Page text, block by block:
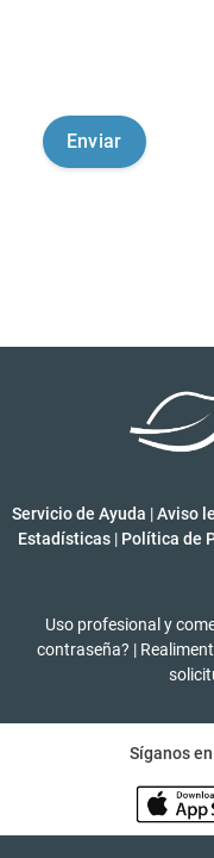
Servicio de Ayuda |Aviso
Estadísticas | Política de
Uso profesional y
contraseña? |
Síganos en